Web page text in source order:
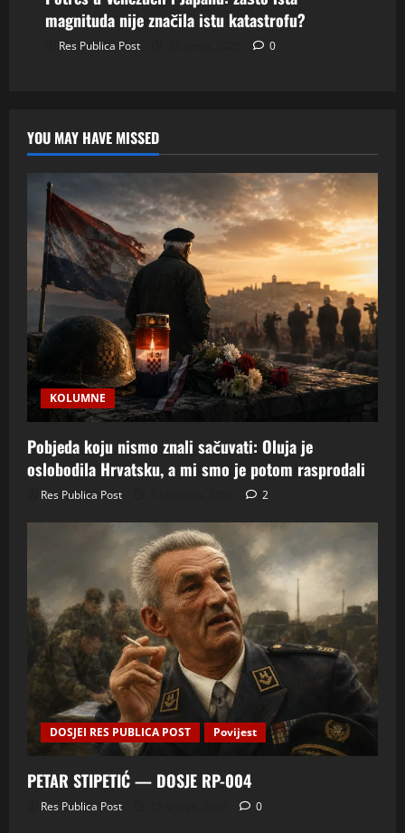
magnituda nije značila istu katastrofu?
Res Publica Post 0
YOU MAY HAVE MISSED
KOLUMNE
Pobjeda koju nismo znali sačuvati: Oluja je
oslobodila Hrvatsku, a mi smo je potom rasprodali
Res Publica Post 2
DOSJEI RES PUBLICA POST Povijest
PETAR STIPETIĆ — DOSJE RP-004
Res Publica Post 0